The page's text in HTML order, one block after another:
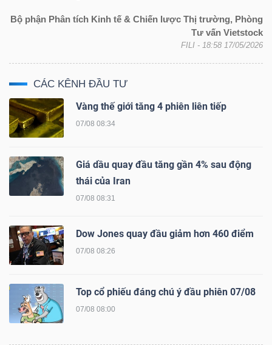
Bộ phận Phân tích Kinh tế & Chiến lược Thị trường, Phòng
Tư vấn Vietstock
FILI - 18:58 17/05/2026
CÁC KÊNH ĐẦU TƯ
Vàng thế giới tăng 4 phiên liên tiếp
07/08 08:34
Giá dầu quay đầu tăng gần 4% sau động
thái của Iran
07/08 08:31
Dow Jones quay đầu giảm hơn 460 điểm
07/08 08:26
Top cổ phiếu đáng chú ý đầu phiên 07/08
07/08 08:00
thông
Dữ
tài
chính